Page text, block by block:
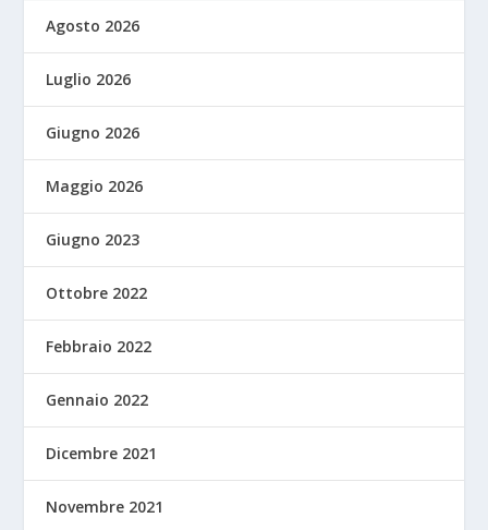
Agosto 2026
Luglio 2026
Giugno 2026
Maggio 2026
Giugno 2023
Ottobre 2022
Febbraio 2022
Gennaio 2022
Dicembre 2021
Novembre 2021